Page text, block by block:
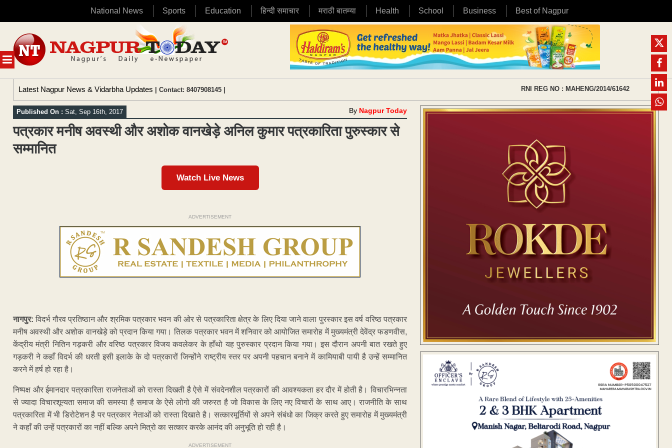
National News Sports Education हिन्दी समाचार मराठी बातम्या Health School Business Best of Nagpur
MENU
content
Latest Nagpur News & Vidarbha Updates | Contact: 8407908145 | RNI REG NO : MAHENG/2014/61642
Published On : Sat, Sep 16th, 2017 By Nagpur Today
पत्रकार मनीष अवस्थी और अशोक वानखेड़े अनिल कुमार पत्रकारिता पुरुस्कार से
सम्मानित
Watch Live News
ADVERTISEMENT
नागपुर:विदर्भ गौरव प्रतिष्ठान और श्रमिक पत्रकार भवन की ओर से पत्रकारिता क्षेत्र के लिए दिया जाने वाला पुरस्कार इस वर्ष वरिष्ठ पत्रकार
मनीष अवस्थी और अशोक वानखेड़े को प्रदान किया गया। तिलक पत्रकार भवन में शनिवार को आयोजित समारोह में मुख्यमंत्री देवेंद्र फडणवीस,
केंद्रीय मंत्री नितिन गड़करी और वरिष्ठ पत्रकार विजय कवलेकर के हाँथो यह पुरुस्कार प्रदान किया गया। इस दौरान अपनी बात रखते हुए
गड़करी ने कहाँ विदर्भ की धरती इसी इलाके के दो पत्रकारों जिन्होंने राष्ट्रीय स्तर पर अपनी पहचान बनाने में कामियाबी पायी है उन्हें सम्मानित
करने में हर्ष हो रहा है।
निष्पक्ष और ईमानदार पत्रकारिता राजनेताओं को रास्ता दिखती है ऐसे में संवदेनशील पत्रकारों की आवश्यकता हर दौर में होती है। विचारभिन्नता
से ज्यादा विचारशून्यता समाज की समस्या है समाज के ऐसे लोगो की जरुरत है जो विकास के लिए नए विचारों के साथ आए। राजनीति के साथ
पत्रकारिता में भी डिरोटेशन है पर पत्रकार नेताओं को रास्ता दिखाते है। सत्कारमूर्तियों से अपने संबंधो का जिक्र करते हुए समारोह में मुख्यमंत्री
ने कहाँ की उन्हें पत्रकारों का नहीं बल्कि अपने मित्रो का सत्कार करके आनंद की अनुभूति हो रही है।
ADVERTISEMENT